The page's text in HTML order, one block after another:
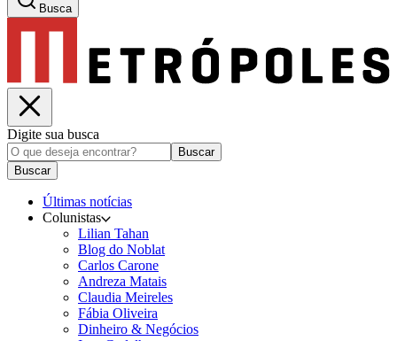
Busca
Digite sua busca
Buscar
Buscar
Últimas notícias
Colunistas
Lilian Tahan
Blog do Noblat
Carlos Carone
Andreza Matais
Claudia Meireles
Fábia Oliveira
Dinheiro & Negócios